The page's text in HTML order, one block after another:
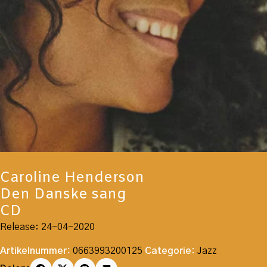
Caroline Henderson
Den Danske sang
CD
Release: 24-04-2020
Artikelnummer: 0663993200125 Categorie: Jazz